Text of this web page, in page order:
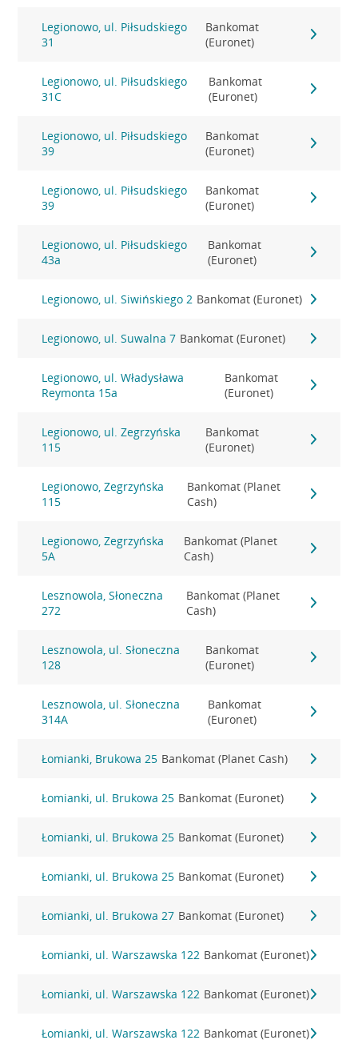
Legionowo, ul. Piłsudskiego
31
Bankomat
(Euronet)
Legionowo, ul. Piłsudskiego
31C
Bankomat
(Euronet)
Legionowo, ul. Piłsudskiego
39
Bankomat
(Euronet)
Legionowo, ul. Piłsudskiego
39
Bankomat
(Euronet)
Legionowo, ul. Piłsudskiego
43a
Bankomat
(Euronet)
Legionowo, ul. Siwińskiego 2 Bankomat (Euronet)
Legionowo, ul. Suwalna 7 Bankomat (Euronet)
Legionowo, ul. Władysława
Reymonta 15a
Bankomat
(Euronet)
Legionowo, ul. Zegrzyńska
115
Bankomat
(Euronet)
Legionowo, Zegrzyńska
115
Bankomat (Planet
Cash)
Legionowo, Zegrzyńska
5A
Bankomat (Planet
Cash)
Lesznowola, Słoneczna
272
Bankomat (Planet
Cash)
Lesznowola, ul. Słoneczna
128
Bankomat
(Euronet)
Lesznowola, ul. Słoneczna
314A
Bankomat
(Euronet)
Łomianki, Brukowa 25 Bankomat (Planet Cash)
Łomianki, ul. Brukowa 25 Bankomat (Euronet)
Łomianki, ul. Brukowa 25 Bankomat (Euronet)
Łomianki, ul. Brukowa 25 Bankomat (Euronet)
Łomianki, ul. Brukowa 27 Bankomat (Euronet)
Łomianki, ul. Warszawska 122 Bankomat (Euronet)
Łomianki, ul. Warszawska 122 Bankomat (Euronet)
Łomianki, ul. Warszawska 122 Bankomat (Euronet)